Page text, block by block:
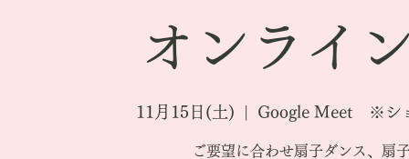
オンライ
11月15日(土) Google Meet ※シ
ご要望に合わせ扇子ダンス、扇